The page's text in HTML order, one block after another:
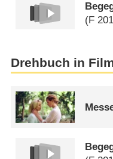
(F
Drehbuch in